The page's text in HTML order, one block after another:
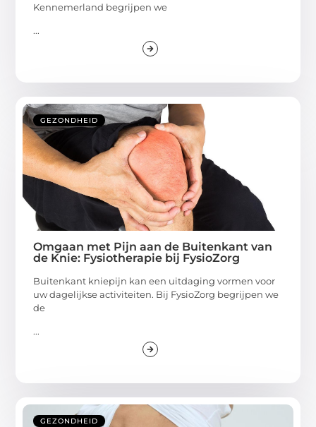
Kennemerland begrijpen we
...
GEZONDHEID
Omgaan met Pijn aan de Buitenkant van
de Knie: Fysiotherapie bij FysioZorg
Buitenkant kniepijn kan een uitdaging vormen voor
uw dagelijkse activiteiten. Bij FysioZorg begrijpen we
de
...
GEZONDHEID